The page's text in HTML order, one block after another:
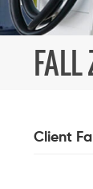
FALL
Client Fall